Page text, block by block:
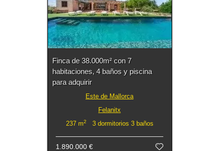
Finca de 38.000m² con 7
habitaciones, 4 baños y piscina
para adquirir
Este de Mallorca
Felanitx
237 m2 3 dormitorios 3 baños
1.890.000 €